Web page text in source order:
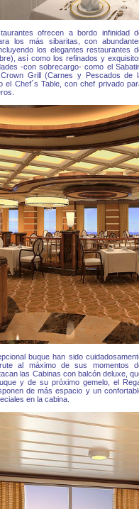
ofrecen a bordo infinidad
los más sibaritas, con
los elegantes restaurantes
así como los refinados y
-con sobrecargo- como el
Grill (Carnes y Pescados de
el Chef´s Table, con chef privado
buque han sido
al máximo de sus momentos
las Cabinas con balcón deluxe,
y de su próximo gemelo, el
de más espacio y un
en la cabina.